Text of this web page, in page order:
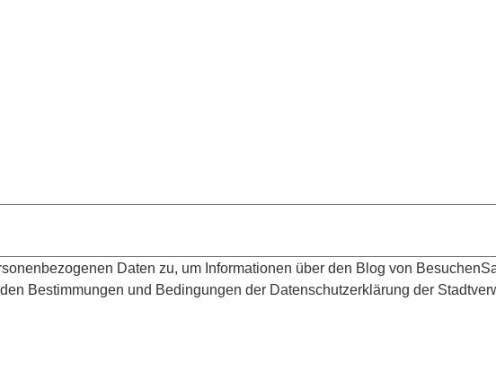
Daten zu, um Informationen über den Blog von
Bestimmungen und Bedingungen der Datenschutzerklärung der